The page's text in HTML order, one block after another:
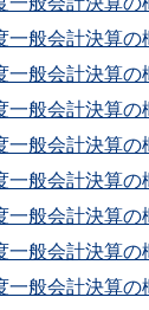
一般会計決算の
一般会計決算の
一般会計決算の
一般会計決算の
一般会計決算の
一般会計決算の
一般会計決算の
一般会計決算の